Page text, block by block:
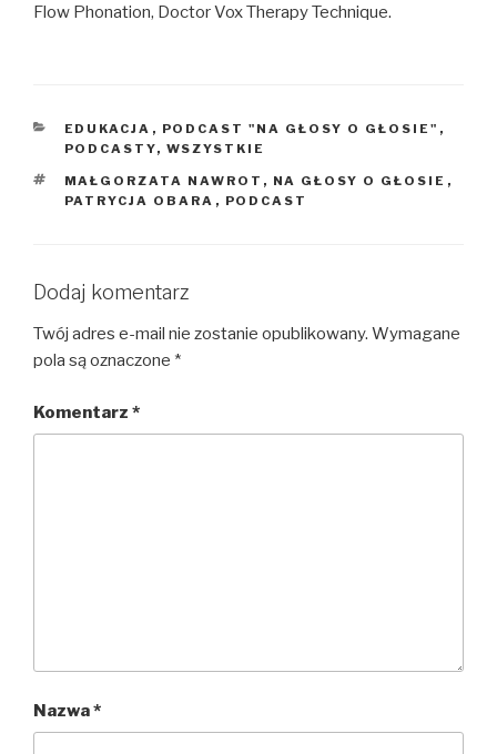
Flow Phonation, Doctor Vox Therapy Technique.
KATEGORIE
EDUKACJA , PODCAST "NA GŁOSY O GŁOSIE" ,
PODCASTY, WSZYSTKIE
TAGI
MAŁGORZATA NAWROT , NA GŁOSY O GŁOSIE ,
PATRYCJA OBARA , PODCAST
Dodaj komentarz
Twój adres e-mail nie zostanie opublikowany. Wymagane
pola są oznaczone *
Komentarz *
Nazwa*